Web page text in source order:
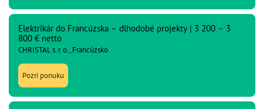
Elektrikár do Francúzska – dlhodobé projekty | 3 200 – 3
800 € netto
CHRISTAL s. r. o., Francúzsko
Pozri ponuku